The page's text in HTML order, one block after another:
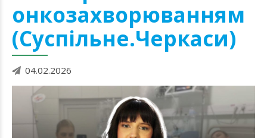
онкозахворюванням
(Суспільне.Черкаси)
04.02.2026